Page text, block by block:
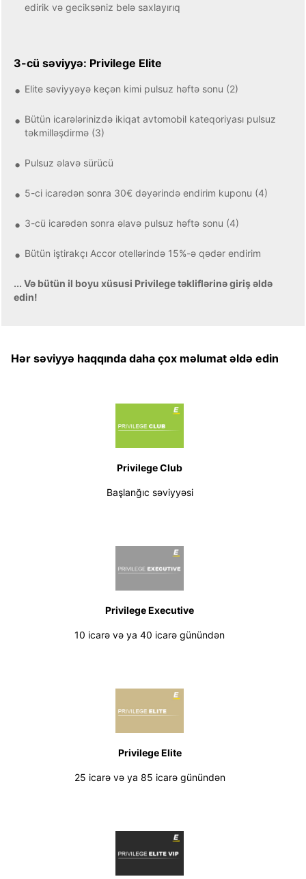
edirik və geciksəniz belə saxlayırıq
3-cü səviyyə: Privilege Elite
Elite səviyyəyə keçən kimi pulsuz həftə sonu (2)
Bütün icarələrinizdə ikiqat avtomobil kateqoriyası pulsuz
təkmilləşdirmə (3)
Pulsuz əlavə sürücü
5-ci icarədən sonra 30€ dəyərində endirim kuponu (4)
3-cü icarədən sonra əlavə pulsuz həftə sonu (4)
Bütün iştirakçı Accor otellərində 15%-ə qədər endirim
... Və bütün il boyu xüsusi Privilege təkliflərinə giriş əldə
edin!
Hər səviyyə haqqında daha çox məlumat əldə edin
Privilege Club
Başlanğıc səviyyəsi
Privilege Executive
10 icarə və ya 40 icarə günündən
Privilege Elite
25 icarə və ya 85 icarə günündən